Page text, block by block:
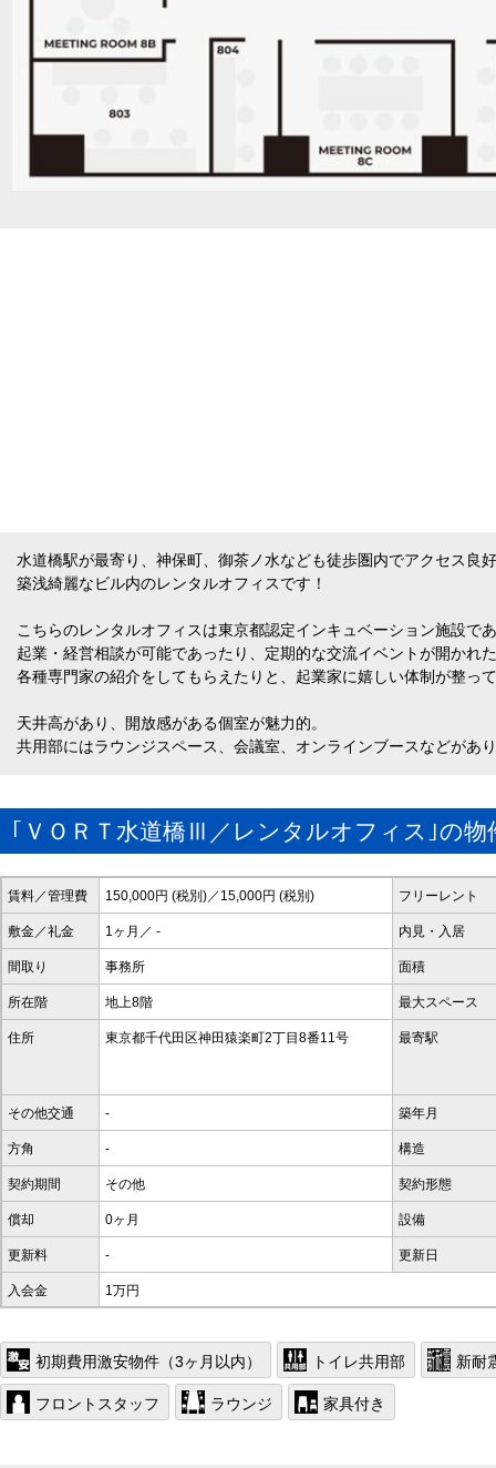
水道橋駅が最寄り、神保町、御茶ノ水なども徒歩圏内でアクセス良
築浅綺麗なビル内のレンタルオフィスです！
こちらのレンタルオフィスは東京都認定インキュベーション施設で
起業・経営相談が可能であったり、定期的な交流イベントが開かれ
各種専門家の紹介をしてもらえたりと、起業家に嬉しい体制が整っ
天井高があり、開放感がある個室が魅力的。
共用部にはラウンジスペース、会議室、オンラインブースなどがあ
｢ＶＯＲＴ水道橋Ⅲ／レンタルオフィス｣の物
賃料／管理費 150,000円 (税別)／15,000円 (税別) フリーレント
敷金／礼金 1ヶ月／ - 内見・入居
間取り 事務所 面積
所在階 地上8階 最大スペース
住所 東京都千代田区神田猿楽町2丁目8番11号 最寄駅
その他交通 - 築年月
方角 - 構造
契約期間 その他 契約形態
償却 0ヶ月 設備
更新料 - 更新日
入会金 1万円
初期費用激安物件（3ヶ月以内） トイレ共用部 新耐
フロントスタッフ ラウンジ 家具付き